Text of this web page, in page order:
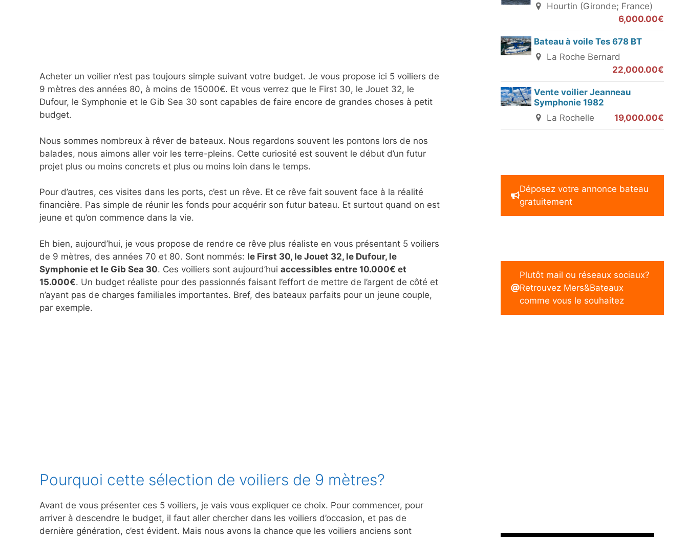
Acheter un voilier n’est pas toujours simple suivant votre budget. Je vous propose ici 5 voiliers de
9 mètres des années 80, à moins de 15000€. Et vous verrez que le First 30, le Jouet 32, le
Dufour, le Symphonie et le Gib Sea 30 sont capables de faire encore de grandes choses à petit
budget.
Nous sommes nombreux à rêver de bateaux. Nous regardons souvent les pontons lors de nos
balades, nous aimons aller voir les terre-pleins. Cette curiosité est souvent le début d’un futur
projet plus ou moins concrets et plus ou moins loin dans le temps.
Pour d’autres, ces visites dans les ports, c’est un rêve. Et ce rêve fait souvent face à la réalité
financière. Pas simple de réunir les fonds pour acquérir son futur bateau. Et surtout quand on est
jeune et qu’on commence dans la vie.
Eh bien, aujourd’hui, je vous propose de rendre ce rêve plus réaliste en vous présentant 5 voiliers
de 9 mètres, des années 70 et 80. Sont nommés: le First 30, le Jouet 32, le Dufour, le
Symphonie et le Gib Sea 30. Ces voiliers sont aujourd’hui accessibles entre 10.000€ et
15.000€. Un budget réaliste pour des passionnés faisant l’effort de mettre de l’argent de côté et
n’ayant pas de charges familiales importantes. Bref, des bateaux parfaits pour un jeune couple,
par exemple.
Pourquoi cette sélection de voiliers de 9 mètres?
Avant de vous présenter ces 5 voiliers, je vais vous expliquer ce choix. Pour commencer, pour
arriver à descendre le budget, il faut aller chercher dans les voiliers d’occasion, et pas de
dernière génération, c’est évident. Mais nous avons la chance que les voiliers anciens sont
Hourtin (Gironde; France)
6,000.00€
Bateau à voile Tes 678 BT
La Roche Bernard
22,000.00€
Vente voilier Jeanneau
Symphonie 1982
La Rochelle
19,000.00€
Déposez votre annonce bateau
gratuitement
Plutôt mail ou réseaux sociaux?
Retrouvez Mers&Bateaux
comme vous le souhaitez